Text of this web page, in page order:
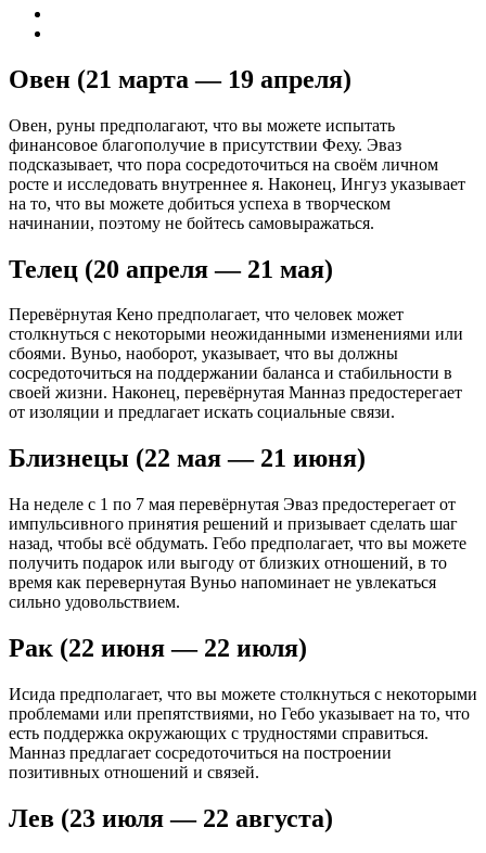
Овен (21 марта — 19 апреля)
Овен, руны предполагают, что вы можете испытать
финансовое благополучие в присутствии Феху. Эваз
подсказывает, что пора сосредоточиться на своём личном
росте и исследовать внутреннее я. Наконец, Ингуз указывает
на то, что вы можете добиться успеха в творческом
начинании, поэтому не бойтесь самовыражаться.
Телец (20 апреля — 21 мая)
Перевёрнутая Кено предполагает, что человек может
столкнуться с некоторыми неожиданными изменениями или
сбоями. Вуньо, наоборот, указывает, что вы должны
сосредоточиться на поддержании баланса и стабильности в
своей жизни. Наконец, перевёрнутая Манназ предостерегает
от изоляции и предлагает искать социальные связи.
Близнецы (22 мая — 21 июня)
На неделе с 1 по 7 мая перевёрнутая Эваз предостерегает от
импульсивного принятия решений и призывает сделать шаг
назад, чтобы всё обдумать. Гебо предполагает, что вы можете
получить подарок или выгоду от близких отношений, в то
время как перевернутая Вуньо напоминает не увлекаться
сильно удовольствием.
Рак (22 июня — 22 июля)
Исида предполагает, что вы можете столкнуться с некоторыми
проблемами или препятствиями, но Гебо указывает на то, что
есть поддержка окружающих с трудностями справиться.
Манназ предлагает сосредоточиться на построении
позитивных отношений и связей.
Лев (23 июля — 22 августа)